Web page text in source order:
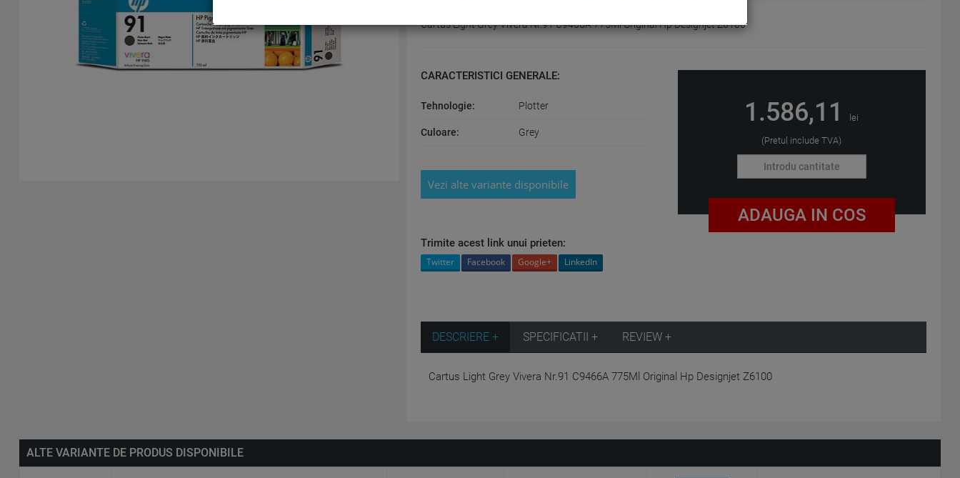
Cartus Light Grey Vivera Nr.91 C9466A 775Ml Original Hp Designjet Z6100
CARACTERISTICI GENERALE:
Tehnologie: Plotter
Culoare: Grey
Vezi alte variante disponibile
1.586,11 lei
(Pretul include TVA)
ADAUGA IN COS
Trimite acest link unui prieten:
Twitter Facebook Google+ LinkedIn
DESCRIERE + SPECIFICATII + REVIEW +
Cartus Light Grey Vivera Nr.91 C9466A 775Ml Original Hp Designjet Z6100
ALTE VARIANTE DE PRODUS DISPONIBILE